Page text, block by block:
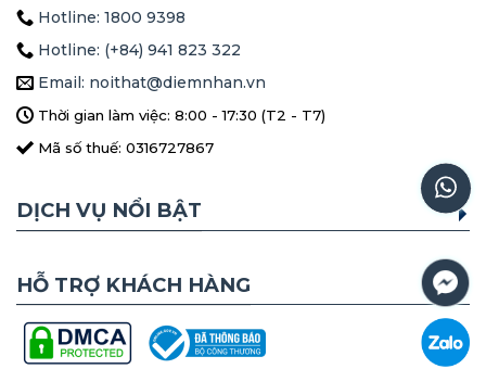
Hotline: 1800 9398
Hotline: (+84) 941 823 322
Email: noithat@diemnhan.vn
Thời gian làm việc: 8:00 - 17:30 (T2 - T7)
Mã số thuế: 0316727867
DỊCH VỤ NỔI BẬT
HỖ TRỢ KHÁCH HÀNG